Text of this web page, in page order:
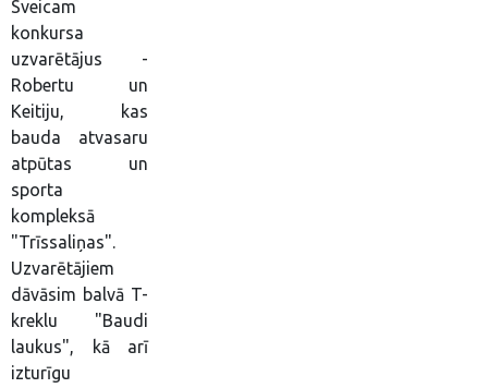
Sveicam
konkursa
uzvarētājus -
Robertu un
Keitiju, kas
bauda atvasaru
atpūtas un
sporta
kompleksā
"Trīssaliņas".
Uzvarētājiem
dāvāsim balvā T-
kreklu "Baudi
laukus", kā arī
izturīgu